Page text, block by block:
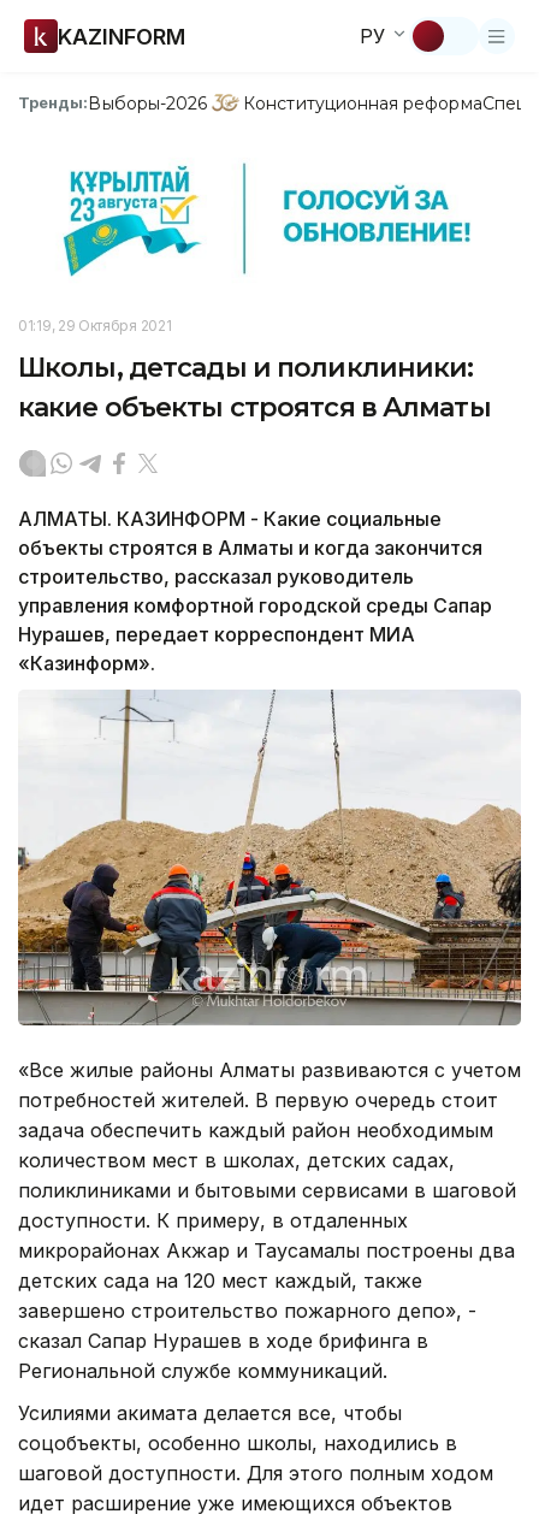
KAZINFORM РУ
Тренды:Выборы-2026 Конституционная реформа
01:19, 29 Октября 2021
Школы, детсады и поликлиники:
какие объекты строятся в Алматы
АЛМАТЫ. КАЗИНФОРМ - Какие социальные
объекты строятся в Алматы и когда закончится
строительство, рассказал руководитель
управления комфортной городской среды Сапар
Нурашев, передает корреспондент МИА
«Казинформ».
«Все жилые районы Алматы развиваются с учетом
потребностей жителей. В первую очередь стоит
задача обеспечить каждый район необходимым
количеством мест в школах, детских садах,
поликлиниками и бытовыми сервисами в шаговой
доступности. К примеру, в отдаленных
микрорайонах Акжар и Таусамалы построены два
детских сада на 120 мест каждый, также
завершено строительство пожарного депо», -
сказал Сапар Нурашев в ходе брифинга в
Региональной службе коммуникаций.
Усилиями акимата делается все, чтобы
соцобъекты, особенно школы, находились в
шаговой доступности. Для этого полным ходом
идет расширение уже имеющихся объектов